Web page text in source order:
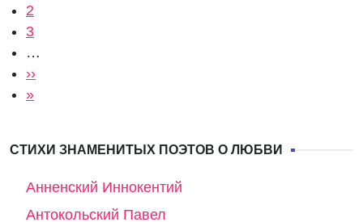
Страница
2
Страница
3
…
Следующая страница
››
Последняя страница
»
СТИХИ ЗНАМЕНИТЫХ ПОЭТОВ О ЛЮБВИ
Анненский Иннокентий
Антокольский Павел